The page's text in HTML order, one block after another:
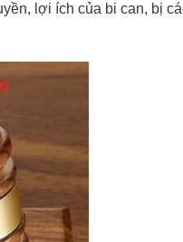
lợi ích của bi can, bị